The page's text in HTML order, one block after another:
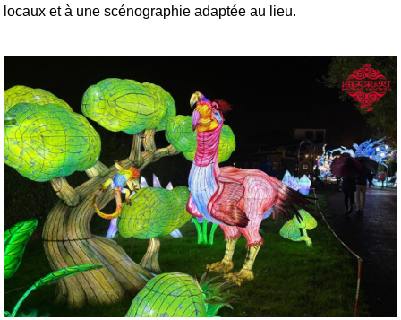
locaux et à une scénographie adaptée au lieu.